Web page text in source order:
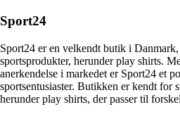
Sport24
Sport24 er en velkendt butik i
sportsprodukter, herunder play shirts.
anerkendelse i markedet er Sport24 et
sportsentusiaster. Butikken er kendt for
herunder play shirts, der passer til